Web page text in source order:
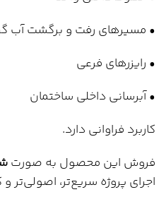
• مسیرهای رفت و برگشت آب
• رایزرهای فرعی
• آبرسانی داخلی ساختمان
کاربرد فراوانی دارد.
فروش این محصول به صورت
اجرای پروژه سریع‌تر، اصولی‌تر